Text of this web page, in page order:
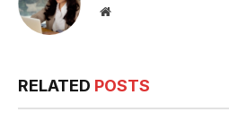
Website
RELATED POSTS